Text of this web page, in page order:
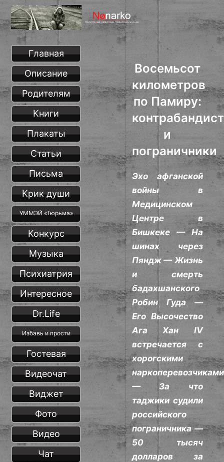
Восемьсот
километров
по Памиру:
и
пограничники
Эхо афганской
войны в
Медицинском
Центре в
Бишкеке — На
шинах через
Пяндж — Жизнь
и смерть
бадахшанского
Робин Гуда —
Его Высочество
Ага Хан IV
встречается с
хорогскими
наркоперевозчиками
— За что
таджики судили
российского
пограничника —
50 тысяч
долларов за
Главная
Описание
Родителям
Книги
Плакаты
Статьи
Письма
Крик души
УММЭЙ «Тюрьма»
Конкурс
Музыка
Психиатрия
Интересное
Dr.Life
Избавь и прости
Гостевая
Видеочат
Виджет
Фото
Видео
Чат